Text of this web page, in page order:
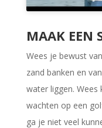
MAAK EEN
Wees je bewust
zand banken en
water liggen.
wachten op een
ga je niet veel